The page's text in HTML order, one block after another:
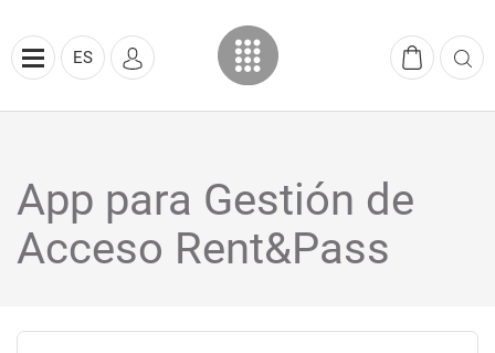
ES
App para Gestión de
Acceso Rent&Pass